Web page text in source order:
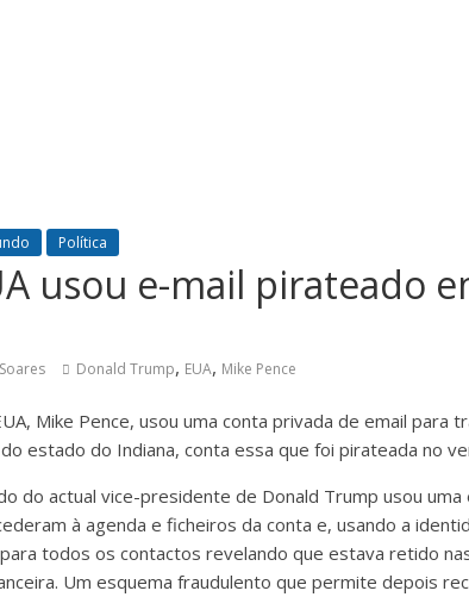
Política
usou e-mail pirateado
Donald Trump, EUA, Mike Pence
Mike Pence, usou uma conta privada de email para
estado do Indiana, conta essa que foi pirateada no
do actual vice-presidente de Donald Trump usou
à agenda e ficheiros da conta e, usando a
todos os contactos revelando que estava retido
Um esquema fraudulento que permite depois